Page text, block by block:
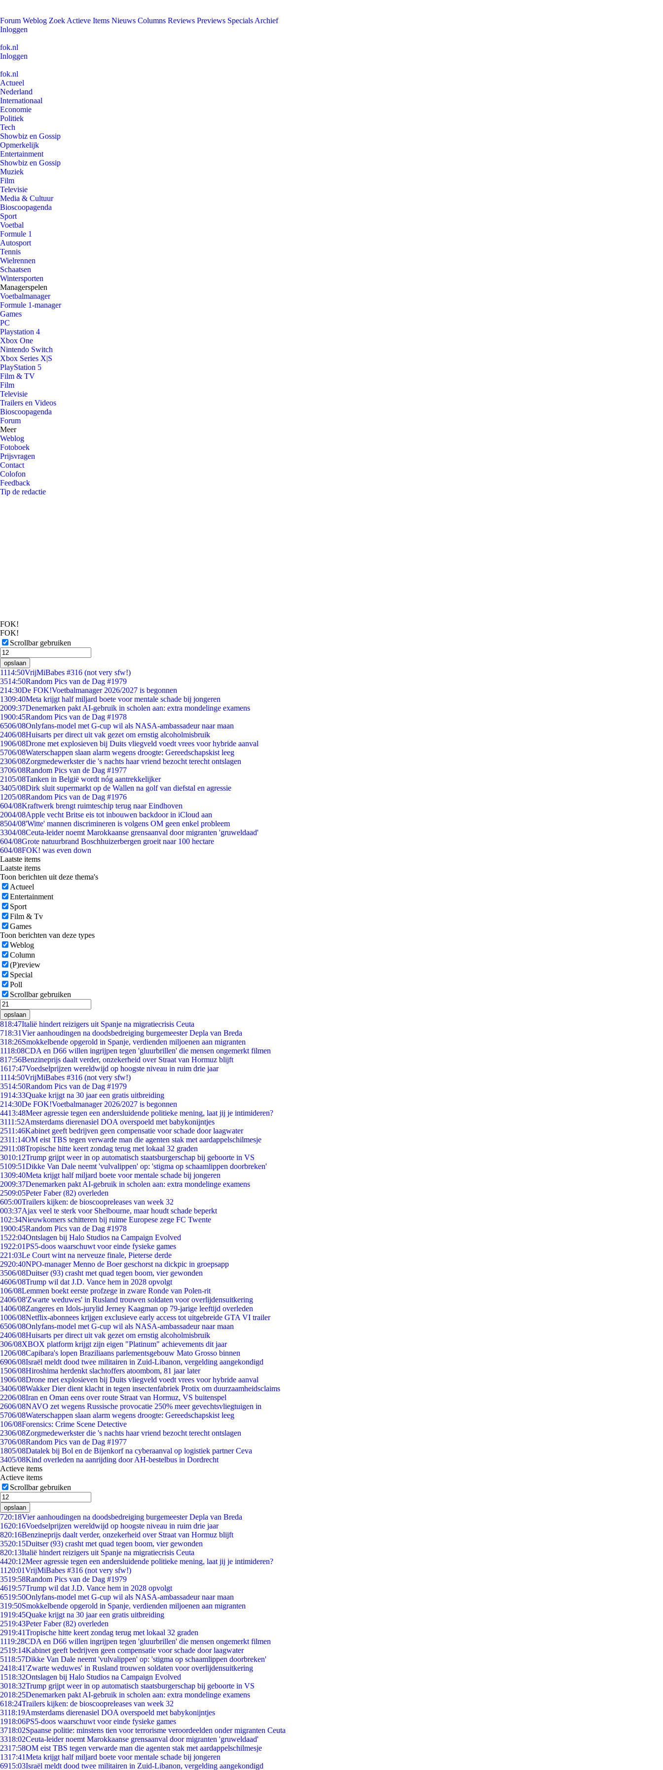
Forum Weblog Zoek Actieve Items Nieuws Columns Reviews Previews Specials Archief
Inloggen
fok.nl
Inloggen
fok.nl
Actueel
Nederland
Internationaal
Economie
Politiek
Tech
Showbiz en Gossip
Opmerkelijk
Entertainment
Showbiz en Gossip
Muziek
Film
Televisie
Media & Cultuur
Bioscoopagenda
Sport
Voetbal
Formule 1
Autosport
Tennis
Wielrennen
Schaatsen
Wintersporten
Managerspelen
Voetbalmanager
Formule 1-manager
Games
PC
Playstation 4
Xbox One
Nintendo Switch
Xbox Series X|S
PlayStation 5
Film & TV
Film
Televisie
Trailers en Videos
Bioscoopagenda
Forum
Meer
Weblog
Fotoboek
Prijsvragen
Contact
Colofon
Feedback
Tip de redactie
FOK!
FOK!
Scrollbar gebruiken
opslaan
1114:50VrijMiBabes #316 (not very sfw!)
3514:50Random Pics van de Dag #1979
214:30De FOK!Voetbalmanager 2026/2027 is begonnen
1309:40Meta krijgt half miljard boete voor mentale schade bij jongeren
2009:37Denemarken pakt AI-gebruik in scholen aan: extra mondelinge examens
1900:45Random Pics van de Dag #1978
6506/08Onlyfans-model met G-cup wil als NASA-ambassadeur naar maan
2406/08Huisarts per direct uit vak gezet om ernstig alcoholmisbruik
1906/08Drone met explosieven bij Duits vliegveld voedt vrees voor hybride aanval
5706/08Waterschappen slaan alarm wegens droogte: Gereedschapskist leeg
2306/08Zorgmedewerkster die 's nachts haar vriend bezocht terecht ontslagen
3706/08Random Pics van de Dag #1977
2105/08Tanken in België wordt nóg aantrekkelijker
3405/08Dirk sluit supermarkt op de Wallen na golf van diefstal en agressie
1205/08Random Pics van de Dag #1976
604/08Kraftwerk brengt ruimteschip terug naar Eindhoven
2004/08Apple vecht Britse eis tot inbouwen backdoor in iCloud aan
8504/08'Witte' mannen discrimineren is volgens OM geen enkel probleem
3304/08Ceuta-leider noemt Marokkaanse grensaanval door migranten 'gruweldaad'
604/08Grote natuurbrand Boschhuizerbergen groeit naar 100 hectare
604/08FOK! was even down
Laatste items
Laatste items
Toon berichten uit deze thema's
Actueel
Entertainment
Sport
Film & Tv
Games
Toon berichten van deze types
Weblog
Column
(P)review
Special
Poll
Scrollbar gebruiken
opslaan
818:47Italië hindert reizigers uit Spanje na migratiecrisis Ceuta
718:31Vier aanhoudingen na doodsbedreiging burgemeester Depla van Breda
318:26Smokkelbende opgerold in Spanje, verdienden miljoenen aan migranten
1118:08CDA en D66 willen ingrijpen tegen 'gluurbrillen' die mensen ongemerkt filmen
817:56Benzineprijs daalt verder, onzekerheid over Straat van Hormuz blijft
1617:47Voedselprijzen wereldwijd op hoogste niveau in ruim drie jaar
1114:50VrijMiBabes #316 (not very sfw!)
3514:50Random Pics van de Dag #1979
1914:33Quake krijgt na 30 jaar een gratis uitbreiding
214:30De FOK!Voetbalmanager 2026/2027 is begonnen
4413:48Meer agressie tegen een andersluidende politieke mening, laat jij je intimideren?
3111:52Amsterdams dierenasiel DOA overspoeld met babykonijntjes
2511:46Kabinet geeft bedrijven geen compensatie voor schade door laagwater
2311:14OM eist TBS tegen verwarde man die agenten stak met aardappelschilmesje
2911:08Tropische hitte keert zondag terug met lokaal 32 graden
3010:12Trump grijpt weer in op automatisch staatsburgerschap bij geboorte in VS
5109:51Dikke Van Dale neemt 'vulvalippen' op: 'stigma op schaamlippen doorbreken'
1309:40Meta krijgt half miljard boete voor mentale schade bij jongeren
2009:37Denemarken pakt AI-gebruik in scholen aan: extra mondelinge examens
2509:05Peter Faber (82) overleden
605:00Trailers kijken: de bioscoopreleases van week 32
003:37Ajax veel te sterk voor Shelbourne, maar houdt schade beperkt
102:34Nieuwkomers schitteren bij ruime Europese zege FC Twente
1900:45Random Pics van de Dag #1978
1522:04Ontslagen bij Halo Studios na Campaign Evolved
1922:01PS5-doos waarschuwt voor einde fysieke games
221:03Le Court wint na nerveuze finale, Pieterse derde
2920:40NPO-manager Menno de Boer geschorst na dickpic in groepsapp
3506/08Duitser (93) crasht met quad tegen boom, vier gewonden
4606/08Trump wil dat J.D. Vance hem in 2028 opvolgt
106/08Lemmen boekt eerste profzege in zware Ronde van Polen-rit
2406/08'Zwarte weduwes' in Rusland trouwen soldaten voor overlijdensuitkering
1406/08Zangeres en Idols-jurylid Jerney Kaagman op 79-jarige leeftijd overleden
1006/08Netflix-abonnees krijgen exclusieve early access tot uitgebreide GTA VI trailer
6506/08Onlyfans-model met G-cup wil als NASA-ambassadeur naar maan
2406/08Huisarts per direct uit vak gezet om ernstig alcoholmisbruik
306/08XBOX platform krijgt zijn eigen "Platinum" achievements dit jaar
1206/08Capibara's lopen Braziliaans parlementsgebouw Mato Grosso binnen
6906/08Israël meldt dood twee militairen in Zuid-Libanon, vergelding aangekondigd
1506/08Hiroshima herdenkt slachtoffers atoombom, 81 jaar later
1906/08Drone met explosieven bij Duits vliegveld voedt vrees voor hybride aanval
3406/08Wakker Dier dient klacht in tegen insectenfabriek Protix om duurzaamheidsclaims
2206/08Iran en Oman eens over route Straat van Hormuz, VS buitenspel
2606/08NAVO zet wegens Russische provocatie 250% meer gevechtsvliegtuigen in
5706/08Waterschappen slaan alarm wegens droogte: Gereedschapskist leeg
106/08Forensics: Crime Scene Detective
2306/08Zorgmedewerkster die 's nachts haar vriend bezocht terecht ontslagen
3706/08Random Pics van de Dag #1977
1805/08Datalek bij Bol en de Bijenkorf na cyberaanval op logistiek partner Ceva
3405/08Kind overleden na aanrijding door AH-bestelbus in Dordrecht
Actieve items
Actieve items
Scrollbar gebruiken
opslaan
720:18Vier aanhoudingen na doodsbedreiging burgemeester Depla van Breda
1620:16Voedselprijzen wereldwijd op hoogste niveau in ruim drie jaar
820:16Benzineprijs daalt verder, onzekerheid over Straat van Hormuz blijft
3520:15Duitser (93) crasht met quad tegen boom, vier gewonden
820:13Italië hindert reizigers uit Spanje na migratiecrisis Ceuta
4420:12Meer agressie tegen een andersluidende politieke mening, laat jij je intimideren?
11 20:01VrijMiBabes #316 (not very sfw!)
3519:58Random Pics van de Dag #1979
4619:57Trump wil dat J.D. Vance hem in 2028 opvolgt
6519:50Onlyfans-model met G-cup wil als NASA-ambassadeur naar maan
319:50Smokkelbende opgerold in Spanje, verdienden miljoenen aan migranten
1919:45Quake krijgt na 30 jaar een gratis uitbreiding
2519:43Peter Faber (82) overleden
2919:41Tropische hitte keert zondag terug met lokaal 32 graden
1119:28CDA en D66 willen ingrijpen tegen 'gluurbrillen' die mensen ongemerkt filmen
2519:14Kabinet geeft bedrijven geen compensatie voor schade door laagwater
5118:57Dikke Van Dale neemt 'vulvalippen' op: 'stigma op schaamlippen doorbreken'
2418:41'Zwarte weduwes' in Rusland trouwen soldaten voor overlijdensuitkering
1518:32Ontslagen bij Halo Studios na Campaign Evolved
3018:32Trump grijpt weer in op automatisch staatsburgerschap bij geboorte in VS
2018:25Denemarken pakt AI-gebruik in scholen aan: extra mondelinge examens
618:24Trailers kijken: de bioscoopreleases van week 32
3118:19Amsterdams dierenasiel DOA overspoeld met babykonijntjes
1918:06PS5-doos waarschuwt voor einde fysieke games
3718:02Spaanse politie: minstens tien voor terrorisme veroordeelden onder migranten Ceuta
3318:02Ceuta-leider noemt Marokkaanse grensaanval door migranten 'gruweldaad'
2317:58OM eist TBS tegen verwarde man die agenten stak met aardappelschilmesje
1317:41Meta krijgt half miljard boete voor mentale schade bij jongeren
6915:03Israël meldt dood twee militairen in Zuid-Libanon, vergelding aangekondigd